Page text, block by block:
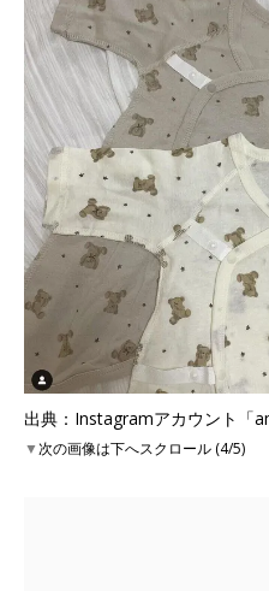
出典：Instagramアカウント「
▼次の画像は下へスクロール (4/5)